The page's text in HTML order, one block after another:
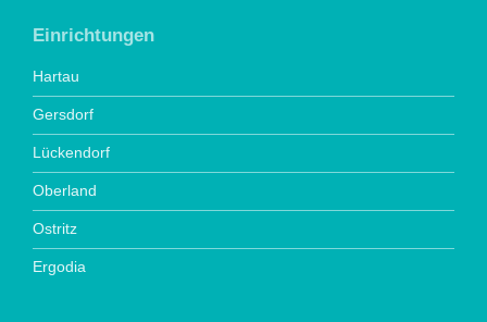
Einrichtungen
Hartau
Gersdorf
Lückendorf
Oberland
Ostritz
Ergodia